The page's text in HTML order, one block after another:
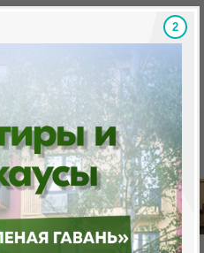
Готовые
«Минск Мир»
1